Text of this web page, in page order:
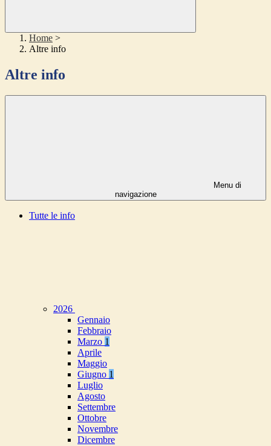
Home >
Altre info
Altre info
Menu di
navigazione
Tutte le info
2026
Gennaio
Febbraio
Marzo 1
Aprile
Maggio
Giugno 1
Luglio
Agosto
Settembre
Ottobre
Novembre
Dicembre